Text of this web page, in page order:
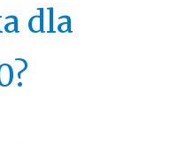
dla